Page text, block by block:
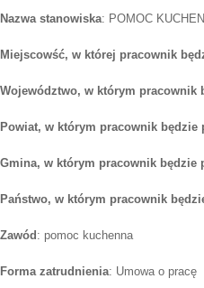
Nazwa stanowiska: POMOC
Miejscowść, w której pracownik
Województwo, w którym pracownik
Powiat, w którym pracownik będzie
Gmina, w którym pracownik będzie
Państwo, w którym pracownik
Zawód : pomoc kuchenna
Forma zatrudnienia: Umowa o pracę